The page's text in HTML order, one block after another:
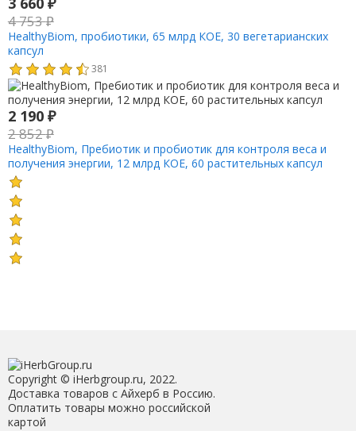
4 753₽
HealthyBiom, пробиотики, 65 млрд КОЕ, 30 вегетарианских
капсул
381
2 190 ₽
2 852₽
HealthyBiom, Пребиотик и пробиотик для контроля веса и
получения энергии, 12 млрд КОЕ, 60 растительных капсул
Copyright © iHerbgroup.ru, 2022.
Доставка товаров с Айхерб в Россию.
Оплатить товары можно российской
картой